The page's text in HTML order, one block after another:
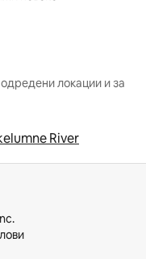
локации и за
River